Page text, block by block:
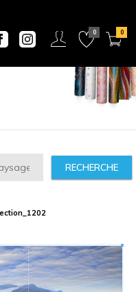
RECHERCHE
Nature
Our_Collection_1202